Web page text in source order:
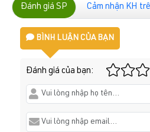
Đánh giá SP Cảm nhận KH
BÌNH LUẬN CỦA BẠN
Đánh giá của bạn: